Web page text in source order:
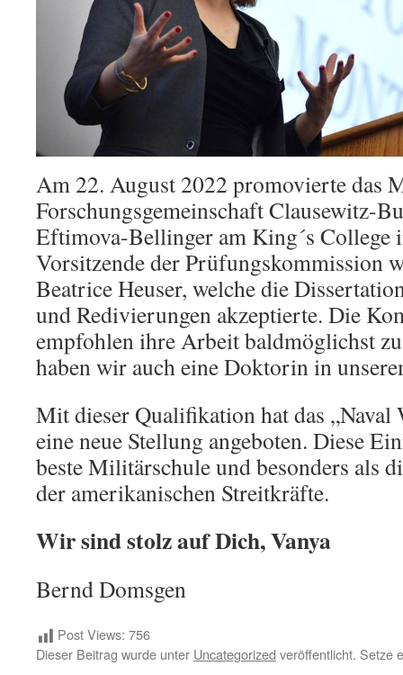
Am 22. August 2022 promovierte das
Forschungsgemeinschaft Clausewitz-
Eftimova-Bellinger am King´s College
Vorsitzende der Prüfungskommission
Beatrice Heuser, welche die
und Redivierungen akzeptierte. Die
empfohlen ihre Arbeit baldmöglichst
haben wir auch eine Doktorin in
Mit dieser Qualifikation hat das „Naval
eine neue Stellung angeboten. Diese
beste Militärschule und besonders als
der amerikanischen Streitkräfte.
Wir sind stolz auf Dich, Vanya
Bernd Domsgen
Post Views: 756
Dieser Beitrag wurde unter Uncategorized veröffentlicht. Setze